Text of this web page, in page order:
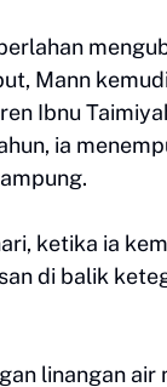
Mann
Ibnu
ia
ketika ia
di balik
linangan air